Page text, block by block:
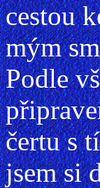
cestou
mým
Podle
čertu s
jsem si